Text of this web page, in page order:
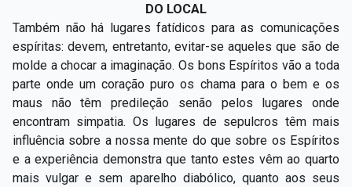
DO LOCAL
Também não há lugares fatídicos para as comunicações
espíritas: devem, entretanto, evitar-se aqueles que são de
molde a chocar a imaginação. Os bons Espíritos vão a toda
parte onde um coração puro os chama para o bem e os
maus não têm predileção senão pelos lugares onde
encontram simpatia. Os lugares de sepulcros têm mais
influência sobre a nossa mente do que sobre os Espíritos
e a experiência demonstra que tanto estes vêm ao quarto
mais vulgar e sem aparelho diabólico, quanto aos seus